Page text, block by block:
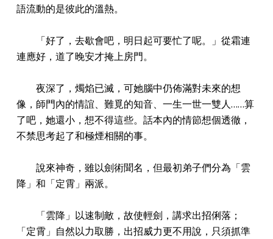
語流動的是彼此的溫熱。
「好了，去歇會吧，明日起可要忙了呢。」從霜連
連應好，道了晚安才掩上房門。
夜深了，燭焰已滅，可她腦中仍佈滿對未來的想
像，師門內的情誼、難覓的知音、一生一世一雙人……算
了吧，她還小，想不得這些。話本內的情節想個透徹，
不禁思考起了和極煙相關的事。
說來神奇，雖以劍術聞名，但最初弟子們分為「雲
降」和「定霄」兩派。
「雲降」以速制敵，故使輕劍，講求出招俐落；
「定霄」自然以力取勝，出招威力更不用說，只須抓準